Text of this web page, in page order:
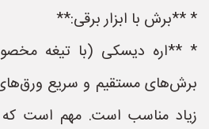
* **برش با ابزار برقی:**
* **اره دیسکی (با تیغه
برش‌های مستقیم و سریع
زیاد مناسب است. مهم است